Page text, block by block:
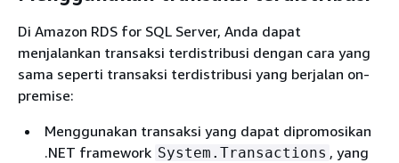
Di Amazon RDS for SQL Server, Anda dapat
menjalankan transaksi terdistribusi dengan cara yang
sama seperti transaksi terdistribusi yang berjalan on-
premise:
Menggunakan transaksi yang dapat dipromosikan
.NET framework System.Transactions , yang